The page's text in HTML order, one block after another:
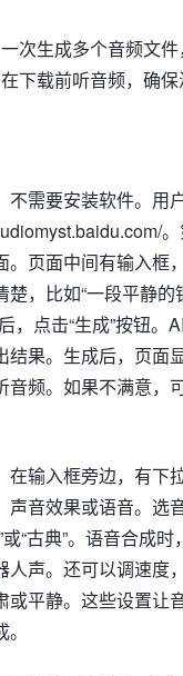
次生成多个音频文件
下载前听音频，确保
不需要安装软件。用
。页面中间有输入框
楚，比如“一段平静的
，点击“生成”按钮。
果。生成后，页面
音频。如果不满意，
在输入框旁边，有下
声音效果或语音。选
“古典”。语音合成
人声。还可以调速度
平静。这些设置让